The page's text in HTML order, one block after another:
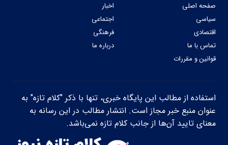
صفحه اصلی
اخبار
سیاسی
اجتماعی
اقتصادی
فرهنگی
تماس با ما
درباره ما
قوانین و مقررات
استفاده از مطالب این پایگاه خبری، تنها با ذکر "کلام تازه" به
عنوان منبع خبر مجاز است. انتشار مطالب در این رسانه به
معنای تایید آن‌ها از جانب کلام تازه نمی‌باشد.